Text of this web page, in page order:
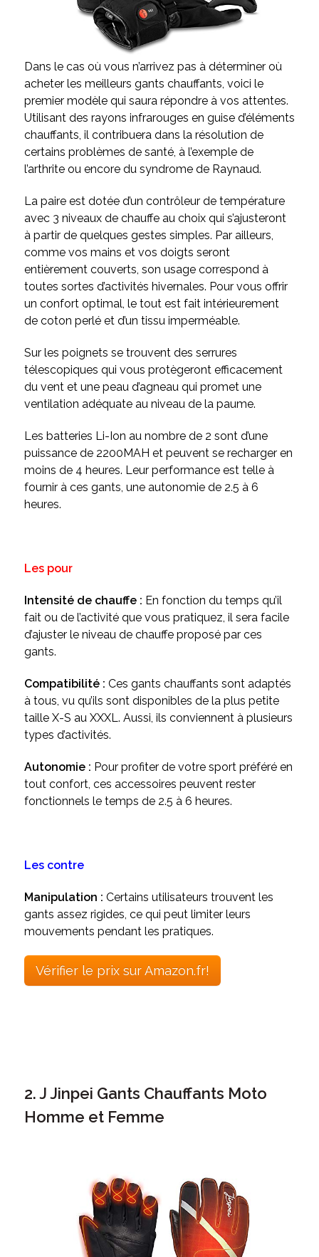
Dans le cas où vous n’arrivez pas à déterminer où
acheter les meilleurs gants chauffants, voici le
premier modèle qui saura répondre à vos attentes.
Utilisant des rayons infrarouges en guise d’éléments
chauffants, il contribuera dans la résolution de
certains problèmes de santé, à l’exemple de
l’arthrite ou encore du syndrome de Raynaud.
La paire est dotée d’un contrôleur de température
avec 3 niveaux de chauffe au choix qui s’ajusteront
à partir de quelques gestes simples. Par ailleurs,
comme vos mains et vos doigts seront
entièrement couverts, son usage correspond à
toutes sortes d’activités hivernales. Pour vous offrir
un confort optimal, le tout est fait intérieurement
de coton perlé et d’un tissu imperméable.
Sur les poignets se trouvent des serrures
télescopiques qui vous protègeront efficacement
du vent et une peau d’agneau qui promet une
ventilation adéquate au niveau de la paume.
Les batteries Li-Ion au nombre de 2 sont d’une
puissance de 2200MAH et peuvent se recharger en
moins de 4 heures. Leur performance est telle à
fournir à ces gants, une autonomie de 2.5 à 6
heures.
Les pour
Intensité de chauffe : En fonction du temps qu’il
fait ou de l’activité que vous pratiquez, il sera facile
d’ajuster le niveau de chauffe proposé par ces
gants.
Compatibilité : Ces gants chauffants sont adaptés
à tous, vu qu’ils sont disponibles de la plus petite
taille X-S au XXXL. Aussi, ils conviennent à plusieurs
types d’activités.
Autonomie : Pour profiter de votre sport préféré en
tout confort, ces accessoires peuvent rester
fonctionnels le temps de 2.5 à 6 heures.
Les contre
Manipulation : Certains utilisateurs trouvent les
gants assez rigides, ce qui peut limiter leurs
mouvements pendant les pratiques.
Vérifier le prix sur Amazon.fr!
2. J Jinpei Gants Chauffants Moto
Homme et Femme